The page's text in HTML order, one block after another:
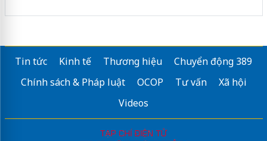
Tin tức Kinh tế Thương hiệu
Chuyển động 389
Chính sách & Pháp luật
OCOP Tư vấn
Xã hội
Videos